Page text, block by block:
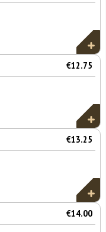
€12.75
€13.25
€14.00